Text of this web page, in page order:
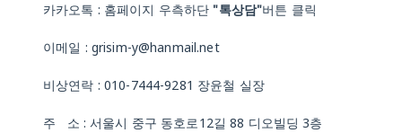
카카오톡 : 홈페이지 우측하단 "톡상담"버튼 클릭
이메일 : grisim-y@hanmail.net
비상연락 : 010-7444-9281 장윤철 실장
주 소 : 서울시 중구 동호로12길 88 디오빌딩 3층